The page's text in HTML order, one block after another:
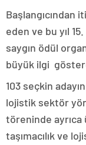
Başlangıcından
eden ve bu yıl
saygın ödül
büyük ilgi
103 seçkin
lojistik sektör
töreninde
taşımacılık ve